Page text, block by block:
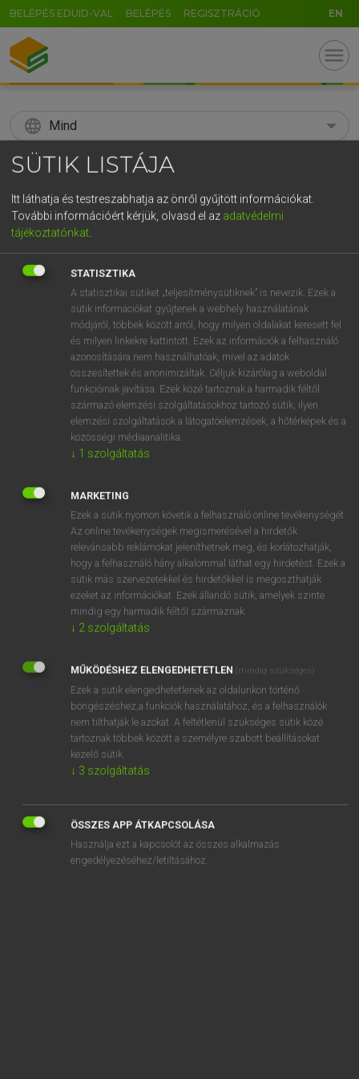
BELÉPÉS EDUID-VAL BELÉPÉS REGISZTRÁCIÓ EN
menu
language Mind
search
KERESÉS
Díjmentes angol szótár
fn
szószerkezet
szintagma
⚲ syntagmkeresése szótárainkban
DÍJMENTES ANGOL SZÓTÁR
synostosis
synthesis
synthesize
MICROSOFT OFFICE BŐVÍTMÉNY
BEÉPÜLŐ SZÓTÁRMODUL
ONLINE NYELVVIZSGA
SÜTIK LISTÁJA
Itt láthatja és testreszabhatja az önről gyűjtött információkat.
További információért kérjük, olvasd el az adatvédelmi
tájékoztatónkat
STATISZTIKA
A statisztikai sütiket „teljesítménysütiknek” is nevezik. Ezek a
sütik információkat gyűjtenek a webhely használatának
módjáról, többek között arról, hogy milyen oldalakat keresett fel
és milyen linkekre kattintott. Ezek az információk a felhasználó
azonosítására nem használhatóak, mivel az adatok
összesítettek és anonimizáltak. Céljuk kizárólag a weboldal
funkcióinak javítása. Ezek közé tartoznak a harmadik féltől
származó elemzési szolgáltatásokhoz tartozó sütik; ilyen
elemzési szolgáltatások a látogatóelemzések, a hőtérképek és a
közösségi médiaanalitika.
↓ 1 szolgáltatás
MARKETING
Ezek a sütik nyomon követik a felhasználó online tevékenységét.
Az online tevékenységek megismerésével a hirdetők
relevánsabb reklámokat jeleníthetnek meg, és korlátozhatják,
hogy a felhasználó hány alkalommal láthat egy hirdetést. Ezek a
sütik más szervezetekkel és hirdetőkkel is megoszthatják
ezeket az információkat. Ezek állandó sütik, amelyek szinte
mindig egy harmadik féltől származnak.
↓ 2 szolgáltatás
MŰKÖDÉSHEZ ELENGEDHETETLEN (mindig szükséges)
Ezek a sütik elengedhetetlenek az oldalunkon történő
böngészéshez,a funkciók használatához, és a felhasználók
nem tilthatják le azokat. A feltétlenül szükséges sütik közé
tartoznak többek között a személyre szabott beállításokat
kezelő sütik.
↓ 3 szolgáltatás
ÖSSZES APP ÁTKAPCSOLÁSA
Használja ezt a kapcsolót az összes alkalmazás
engedélyezéséhez/letiltásához.
GR
5 6 7 8 9 ö ü ó
r t z u i o p ő ú
k l ű
n m , . - AltGr